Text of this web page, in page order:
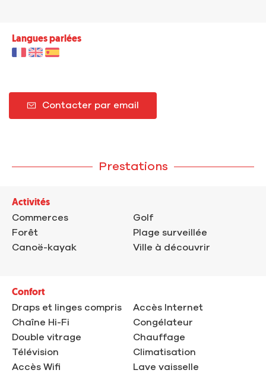
Langues parlées
Contacter par email
Prestations
Activités
Commerces
Forêt
Canoë-kayak
Golf
Plage surveillée
Ville à découvrir
Confort
Draps et linges compris
Chaîne Hi-Fi
Double vitrage
Télévision
Accès Wifi
Accès Internet
Congélateur
Chauffage
Climatisation
Lave vaisselle